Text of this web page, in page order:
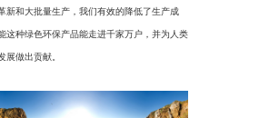
新和大批量生产，我们有效的降低了生产成
这种绿色环保产品能走进千家万户，并为人类
展做出贡献。